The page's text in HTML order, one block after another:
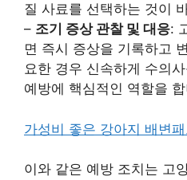
질 사료를 선택하는 것이
– 조기 증상 관찰 및 대응:
면 즉시 증상을 기록하고
요한 경우 신속하게 수의
예방에 핵심적인 역할을
가성비 좋은 강아지 배변
이와 같은 예방 조치는 고